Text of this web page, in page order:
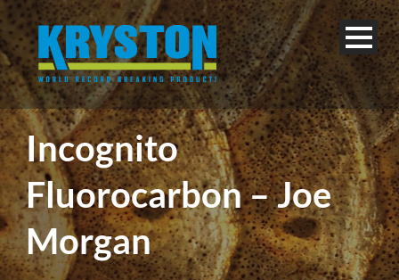
Incognito
Fluorocarbon – Joe
Morgan